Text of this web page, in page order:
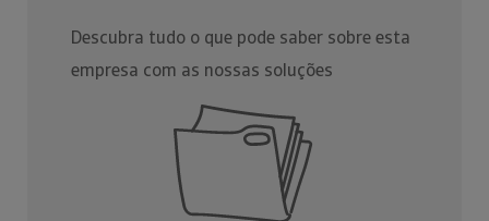
Descubra tudo o que pode saber sobre esta
empresa com as nossas soluções